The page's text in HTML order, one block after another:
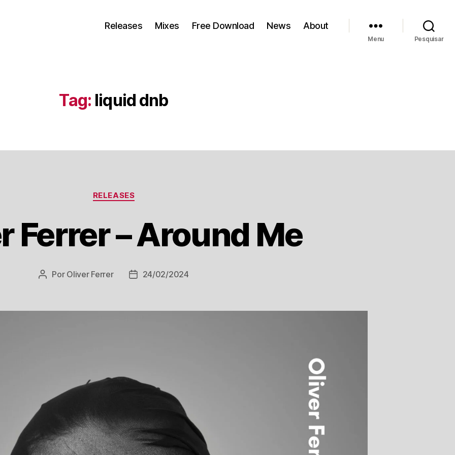
Releases Mixes Free Download News About
Menu Pesquisar
Tag: liquid dnb
Categorias
RELEASES
Ferrer – Around Me
Autor
Por Oliver Ferrer
Data24/02/2024